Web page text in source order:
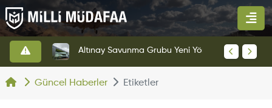
Güncel Haberler Etiketler